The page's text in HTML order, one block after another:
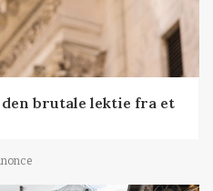
brutale lektie fra et